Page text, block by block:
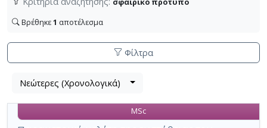
Βρέθηκε1 αποτέλεσμα
Φίλτρα
Βρέθηκε
αποτέλεσμα
Λίστα
τα
αποτελέσματα
Νεώτερες (Χρονολογικά)
MSc